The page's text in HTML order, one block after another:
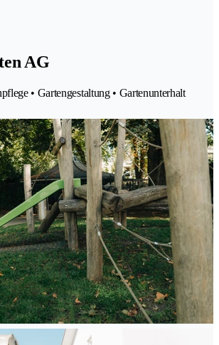
AG
• Gartengestaltung • Gartenunterhalt